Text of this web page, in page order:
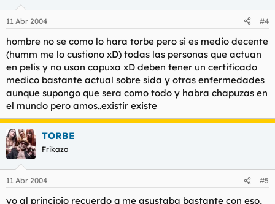
11 Abr 2004 #4
hombre no se como lo hara torbe pero si es medio decente
(humm me lo custiono xD) todas las personas que actuan
en pelis y no usan capuxa xD deben tener un certificado
medico bastante actual sobre sida y otras enfermedades
aunque supongo que sera como todo y habra chapuzas en
el mundo pero amos..existir existe
TORBE
Frikazo
11 Abr 2004 #5
yo al principio recuerdo q me asustaba bastante con eso,